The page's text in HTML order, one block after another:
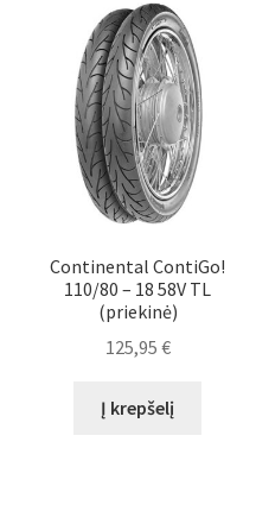
Continental ContiGo!
110/80 – 18 58V TL
(priekinė)
125,95 €
Į krepšelį